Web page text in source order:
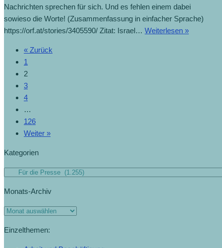
Nachrichten sprechen für sich. Und es fehlen einem dabei
sowieso die Worte! (Zusammenfassung in einfacher Sprache)
https://orf.at/stories/3405590/ Zitat: Israel… Weiterlesen »
« Zurück
1
2
3
4
…
126
Weiter »
Kategorien
Monats-Archiv
Einzelthemen: